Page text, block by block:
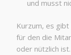
und musst
Kurzum, es
für den die
oder nützlich